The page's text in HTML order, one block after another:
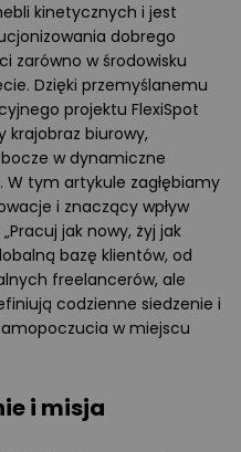
kinetycznych i jest
dobrego
zarówno w środowisku
Dzięki przemyślanemu
projektu FlexiSpot
krajobraz biurowy,
w dynamiczne
tym artykule zagłębiamy
i znaczący wpływ
jak nowy, żyj jak
bazę klientów, od
freelancerów, ale
codzienne siedzenie i
w miejscu
i misja